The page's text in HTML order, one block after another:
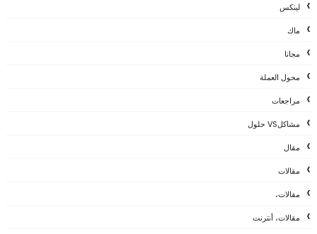
لينكس
ماك
مجانا
محول العملة
مراجعات
مشاكلVS حلول
مقال
مقالات
مقالات،
مقالات، أنترنت